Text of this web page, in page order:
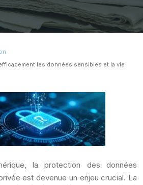
les données sensibles et la vie
la protection des données
est devenue un enjeu crucial. La